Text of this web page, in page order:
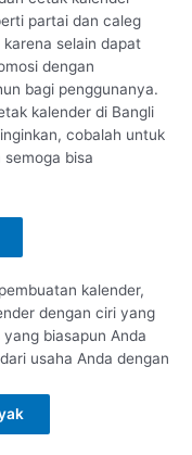
partai dan caleg
selain dapat
dengan
bagi penggunanya.
kalender di Bangli
cobalah untuk
bisa
kalender,
dengan ciri yang
biasapun Anda
usaha Anda dengan